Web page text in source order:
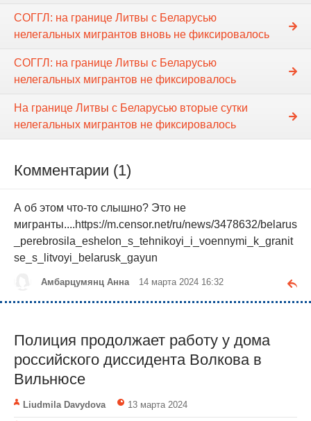
СОГГЛ: на границе Литвы с Беларусью
нелегальных мигрантов вновь не фиксировалось
СОГГЛ: на границе Литвы с Беларусью
нелегальных мигрантов не фиксировалось
На границе Литвы с Беларусью вторые сутки
нелегальных мигрантов не фиксировалось
Комментарии (1)
А об этом что-то слышно? Это не
мигранты....https://m.censor.net/ru/news/3478632/belarus
_perebrosila_eshelon_s_tehnikoyi_i_voennymi_k_granit
se_s_litvoyi_belarusk_gayun
Амбарцумянц Анна 14 марта 2024 16:32
Полиция продолжает работу у дома
российского диссидента Волкова в
Вильнюсе
Liudmila Davydova 13 марта 2024